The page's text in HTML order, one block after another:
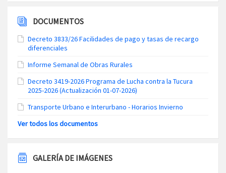
DOCUMENTOS
Decreto 3833/26 Facilidades de pago y tasas de recargo
diferenciales
Informe Semanal de Obras Rurales
Decreto 3419-2026 Programa de Lucha contra la Tucura
2025-2026 (Actualización 01-07-2026)
Transporte Urbano e Interurbano - Horarios Invierno
Ver todos los documentos
GALERÍA DE IMÁGENES